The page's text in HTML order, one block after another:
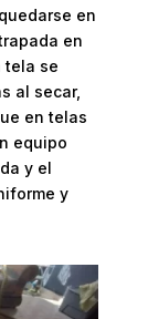
en
en
tela se
al secar,
en telas
equipo
y el
y